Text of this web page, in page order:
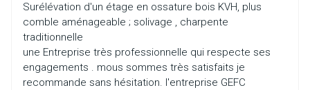
Surélévation d'un étage en ossature bois KVH, plus
comble aménageable ; solivage , charpente
traditionnelle
une Entreprise très professionnelle qui respecte ses
engagements . mous sommes très satisfaits je
recommande sans hésitation. l'entreprise GEFC